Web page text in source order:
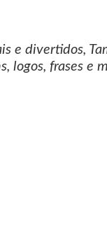
e divertidos,
logos, frases e